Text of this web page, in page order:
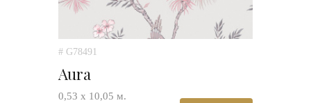
# G78491
Aura
0,53 х 10,05 м.